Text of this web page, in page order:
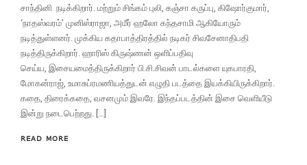
சாந்தினி நடிக்கிறார். மற்றும் சிங்கம் புலி, கஞ்சா கருப்பு, கிஷோர்குமார்,
‘நாதஸ்வரம்’ முனிஸ்ராஜா, அமீர் ஹலோ கந்தசாமி ஆகியோரும்
நடித்துள்ளனர். முக்கிய கதாபாத்திரத்தில் நடிகர் சிவசேனாதிபதி
நடித்திருக்கிறார். ஹாரிஸ் கிருஷ்ணன் ஒளிப்பதிவு
செய்ய, இசையமைத்திருக்கிறார் பி.சி.சிவன் பாடல்களை யுகபாரதி,
மோகன்ராஜ், உமாசுப்ரமணியத்துடன் எழுதி படத்தை இயக்கியிருக்கிறார்.
கதை, திரைக்கதை, வசனமும் இவரே. இந்தப்படத்தின் இசை வெளியீடு
இன்று நடைபெற்றது. […]
READ MORE